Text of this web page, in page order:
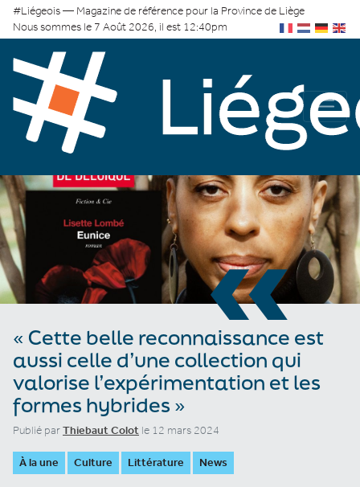
#Liégeois — Magazine de référence pour la Province de Liège
Nous sommes le 7 Août 2026, il est 12:40pm
«
« Cette belle reconnaissance est
aussi celle d’une collection qui
valorise l’expérimentation et les
formes hybrides »
Publié parThiebaut Colot le 12 mars 2024
À la une Culture Littérature News